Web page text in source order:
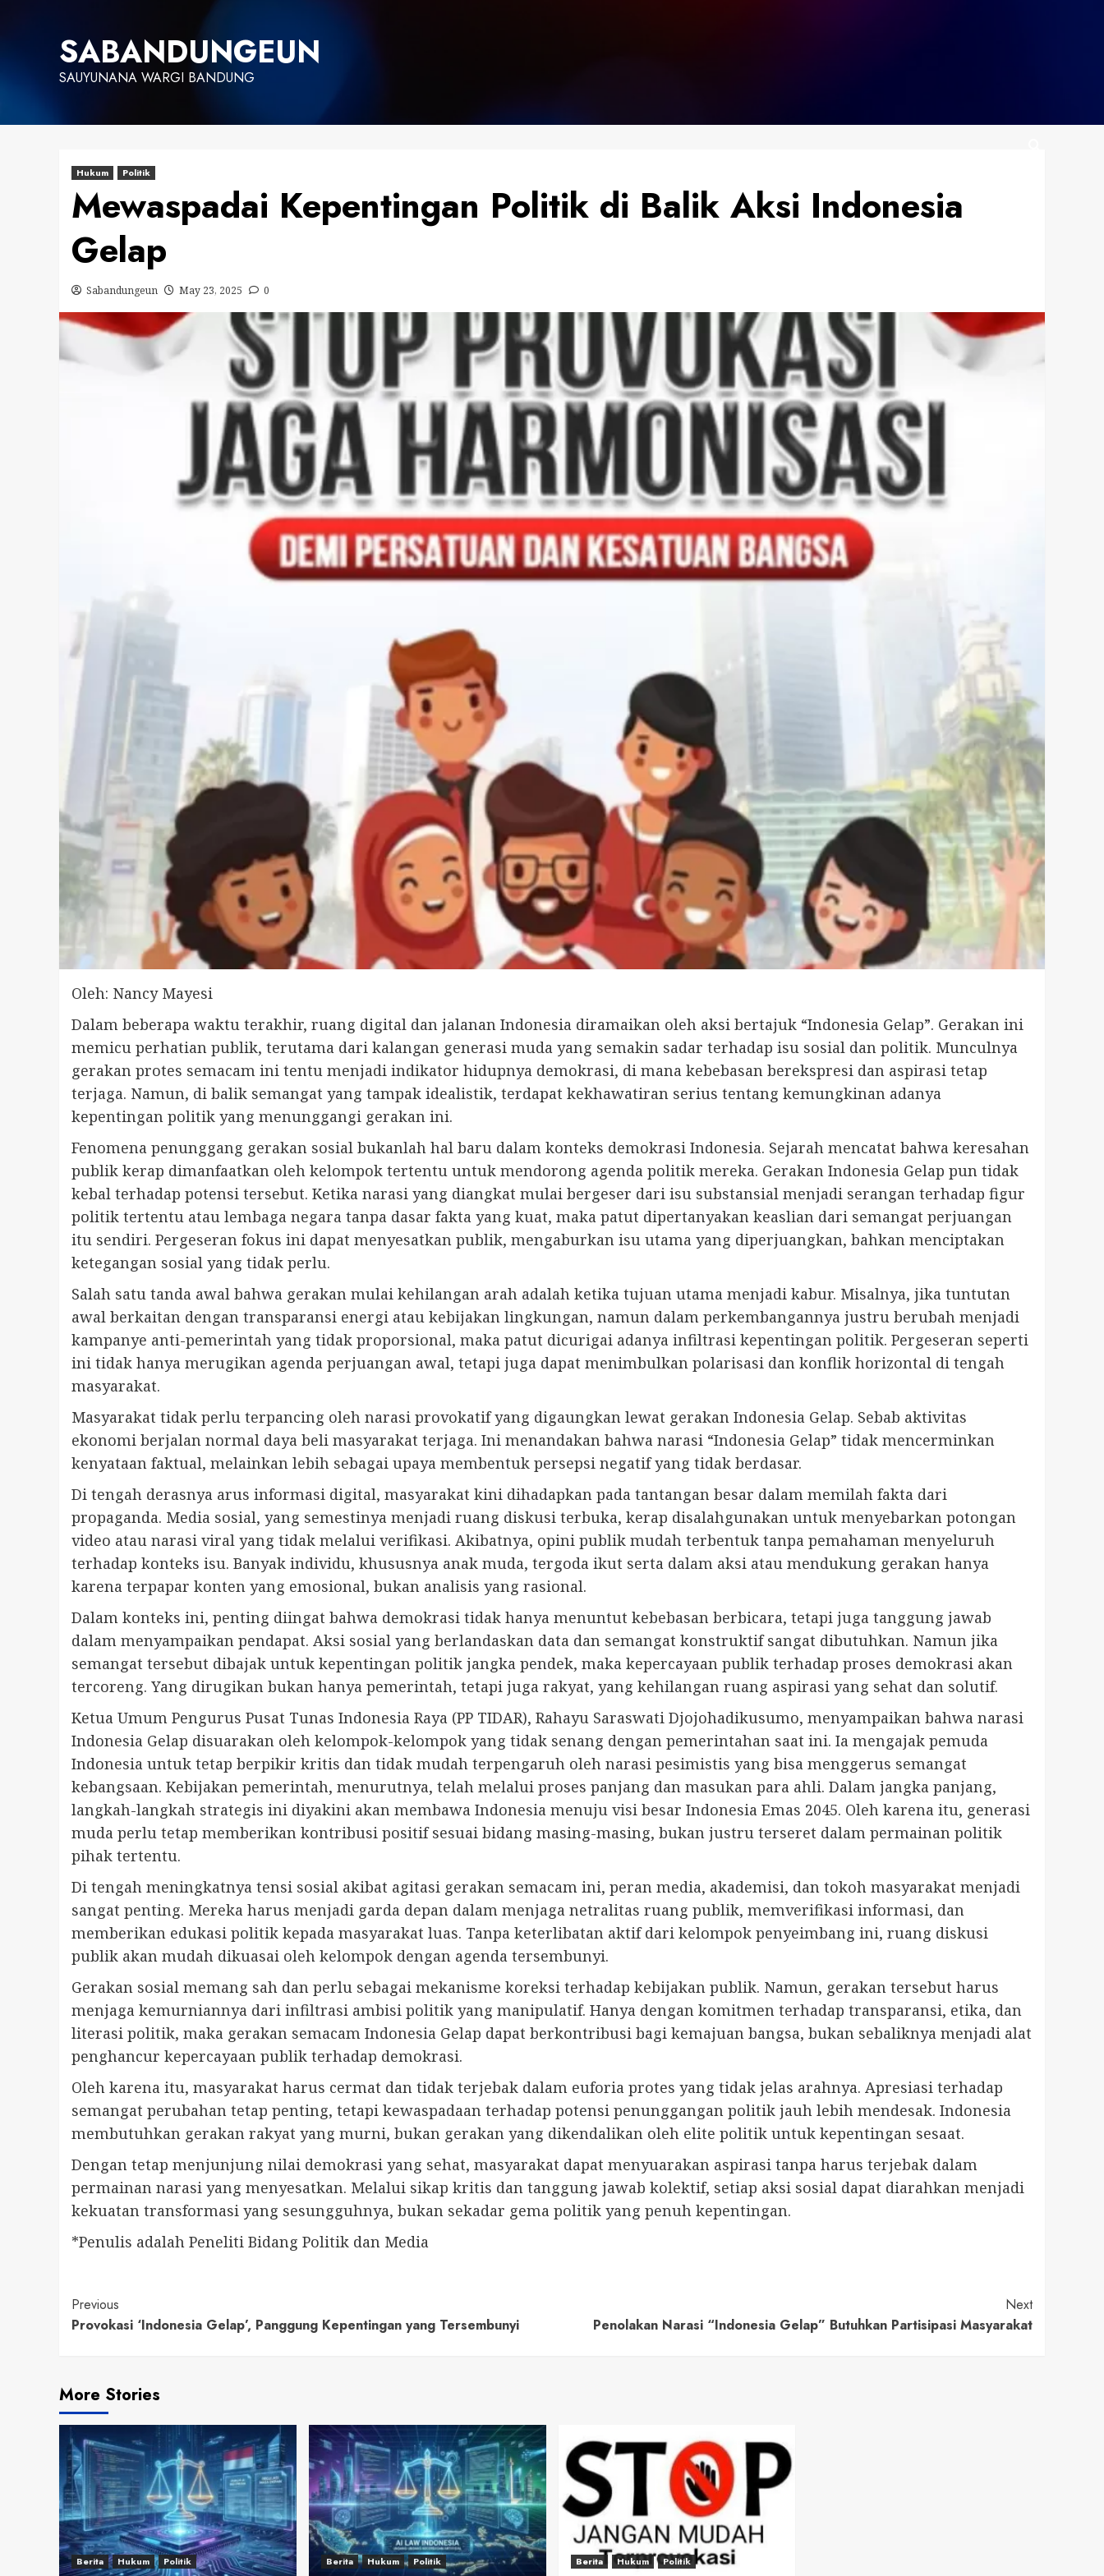
SABANDUNGEUN
SAUYUNANA WARGI BANDUNG
Hukum Politik
Mewaspadai Kepentingan Politik di Balik Aksi Indonesia
Gelap
Sabandungeun May 23, 2025 0
Oleh: Nancy Mayesi
Dalam beberapa waktu terakhir, ruang digital dan jalanan Indonesia diramaikan oleh aksi bertajuk “Indonesia Gelap”. Gerakan ini
memicu perhatian publik, terutama dari kalangan generasi muda yang semakin sadar terhadap isu sosial dan politik. Munculnya
gerakan protes semacam ini tentu menjadi indikator hidupnya demokrasi, di mana kebebasan berekspresi dan aspirasi tetap
terjaga. Namun, di balik semangat yang tampak idealistik, terdapat kekhawatiran serius tentang kemungkinan adanya
kepentingan politik yang menunggangi gerakan ini.
Fenomena penunggang gerakan sosial bukanlah hal baru dalam konteks demokrasi Indonesia. Sejarah mencatat bahwa keresahan
publik kerap dimanfaatkan oleh kelompok tertentu untuk mendorong agenda politik mereka. Gerakan Indonesia Gelap pun tidak
kebal terhadap potensi tersebut. Ketika narasi yang diangkat mulai bergeser dari isu substansial menjadi serangan terhadap figur
politik tertentu atau lembaga negara tanpa dasar fakta yang kuat, maka patut dipertanyakan keaslian dari semangat perjuangan
itu sendiri. Pergeseran fokus ini dapat menyesatkan publik, mengaburkan isu utama yang diperjuangkan, bahkan menciptakan
ketegangan sosial yang tidak perlu.
Salah satu tanda awal bahwa gerakan mulai kehilangan arah adalah ketika tujuan utama menjadi kabur. Misalnya, jika tuntutan
awal berkaitan dengan transparansi energi atau kebijakan lingkungan, namun dalam perkembangannya justru berubah menjadi
kampanye anti-pemerintah yang tidak proporsional, maka patut dicurigai adanya infiltrasi kepentingan politik. Pergeseran seperti
ini tidak hanya merugikan agenda perjuangan awal, tetapi juga dapat menimbulkan polarisasi dan konflik horizontal di tengah
masyarakat.
Masyarakat tidak perlu terpancing oleh narasi provokatif yang digaungkan lewat gerakan Indonesia Gelap. Sebab aktivitas
ekonomi berjalan normal daya beli masyarakat terjaga. Ini menandakan bahwa narasi “Indonesia Gelap” tidak mencerminkan
kenyataan faktual, melainkan lebih sebagai upaya membentuk persepsi negatif yang tidak berdasar.
Di tengah derasnya arus informasi digital, masyarakat kini dihadapkan pada tantangan besar dalam memilah fakta dari
propaganda. Media sosial, yang semestinya menjadi ruang diskusi terbuka, kerap disalahgunakan untuk menyebarkan potongan
video atau narasi viral yang tidak melalui verifikasi. Akibatnya, opini publik mudah terbentuk tanpa pemahaman menyeluruh
terhadap konteks isu. Banyak individu, khususnya anak muda, tergoda ikut serta dalam aksi atau mendukung gerakan hanya
karena terpapar konten yang emosional, bukan analisis yang rasional.
Dalam konteks ini, penting diingat bahwa demokrasi tidak hanya menuntut kebebasan berbicara, tetapi juga tanggung jawab
dalam menyampaikan pendapat. Aksi sosial yang berlandaskan data dan semangat konstruktif sangat dibutuhkan. Namun jika
semangat tersebut dibajak untuk kepentingan politik jangka pendek, maka kepercayaan publik terhadap proses demokrasi akan
tercoreng. Yang dirugikan bukan hanya pemerintah, tetapi juga rakyat, yang kehilangan ruang aspirasi yang sehat dan solutif.
Ketua Umum Pengurus Pusat Tunas Indonesia Raya (PP TIDAR), Rahayu Saraswati Djojohadikusumo, menyampaikan bahwa narasi
Indonesia Gelap disuarakan oleh kelompok-kelompok yang tidak senang dengan pemerintahan saat ini. Ia mengajak pemuda
Indonesia untuk tetap berpikir kritis dan tidak mudah terpengaruh oleh narasi pesimistis yang bisa menggerus semangat
kebangsaan. Kebijakan pemerintah, menurutnya, telah melalui proses panjang dan masukan para ahli. Dalam jangka panjang,
langkah-langkah strategis ini diyakini akan membawa Indonesia menuju visi besar Indonesia Emas 2045. Oleh karena itu, generasi
muda perlu tetap memberikan kontribusi positif sesuai bidang masing-masing, bukan justru terseret dalam permainan politik
pihak tertentu.
Di tengah meningkatnya tensi sosial akibat agitasi gerakan semacam ini, peran media, akademisi, dan tokoh masyarakat menjadi
sangat penting. Mereka harus menjadi garda depan dalam menjaga netralitas ruang publik, memverifikasi informasi, dan
memberikan edukasi politik kepada masyarakat luas. Tanpa keterlibatan aktif dari kelompok penyeimbang ini, ruang diskusi
publik akan mudah dikuasai oleh kelompok dengan agenda tersembunyi.
Gerakan sosial memang sah dan perlu sebagai mekanisme koreksi terhadap kebijakan publik. Namun, gerakan tersebut harus
menjaga kemurniannya dari infiltrasi ambisi politik yang manipulatif. Hanya dengan komitmen terhadap transparansi, etika, dan
literasi politik, maka gerakan semacam Indonesia Gelap dapat berkontribusi bagi kemajuan bangsa, bukan sebaliknya menjadi alat
penghancur kepercayaan publik terhadap demokrasi.
Oleh karena itu, masyarakat harus cermat dan tidak terjebak dalam euforia protes yang tidak jelas arahnya. Apresiasi terhadap
semangat perubahan tetap penting, tetapi kewaspadaan terhadap potensi penunggangan politik jauh lebih mendesak. Indonesia
membutuhkan gerakan rakyat yang murni, bukan gerakan yang dikendalikan oleh elite politik untuk kepentingan sesaat.
Dengan tetap menjunjung nilai demokrasi yang sehat, masyarakat dapat menyuarakan aspirasi tanpa harus terjebak dalam
permainan narasi yang menyesatkan. Melalui sikap kritis dan tanggung jawab kolektif, setiap aksi sosial dapat diarahkan menjadi
kekuatan transformasi yang sesungguhnya, bukan sekadar gema politik yang penuh kepentingan.
*Penulis adalah Peneliti Bidang Politik dan Media
Continue
Reading
Previous
Provokasi ‘Indonesia Gelap’, Panggung Kepentingan yang Tersembunyi
Next
Penolakan Narasi “Indonesia Gelap” Butuhkan Partisipasi Masyarakat
More Stories
Berita Hukum Politik Berita Hukum Politik Berita Hukum Politik